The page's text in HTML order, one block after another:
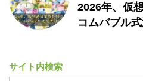
2026年、仮
コムバブル
サイト内検索